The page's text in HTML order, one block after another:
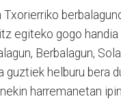
egiteko gogo handia
Berbalagun,
guztiek helburu bera
harremanetan